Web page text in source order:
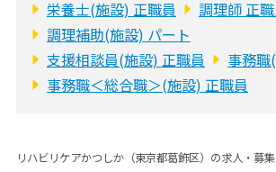
栄養士(施設) 正職員
調理師 正
調理補助(施設) パート
支援相談員(施設) 正職員
事務職
事務職＜総合職＞(施設) 正職員
リハビリケアかつしか（東京都葛飾区）の求人・募